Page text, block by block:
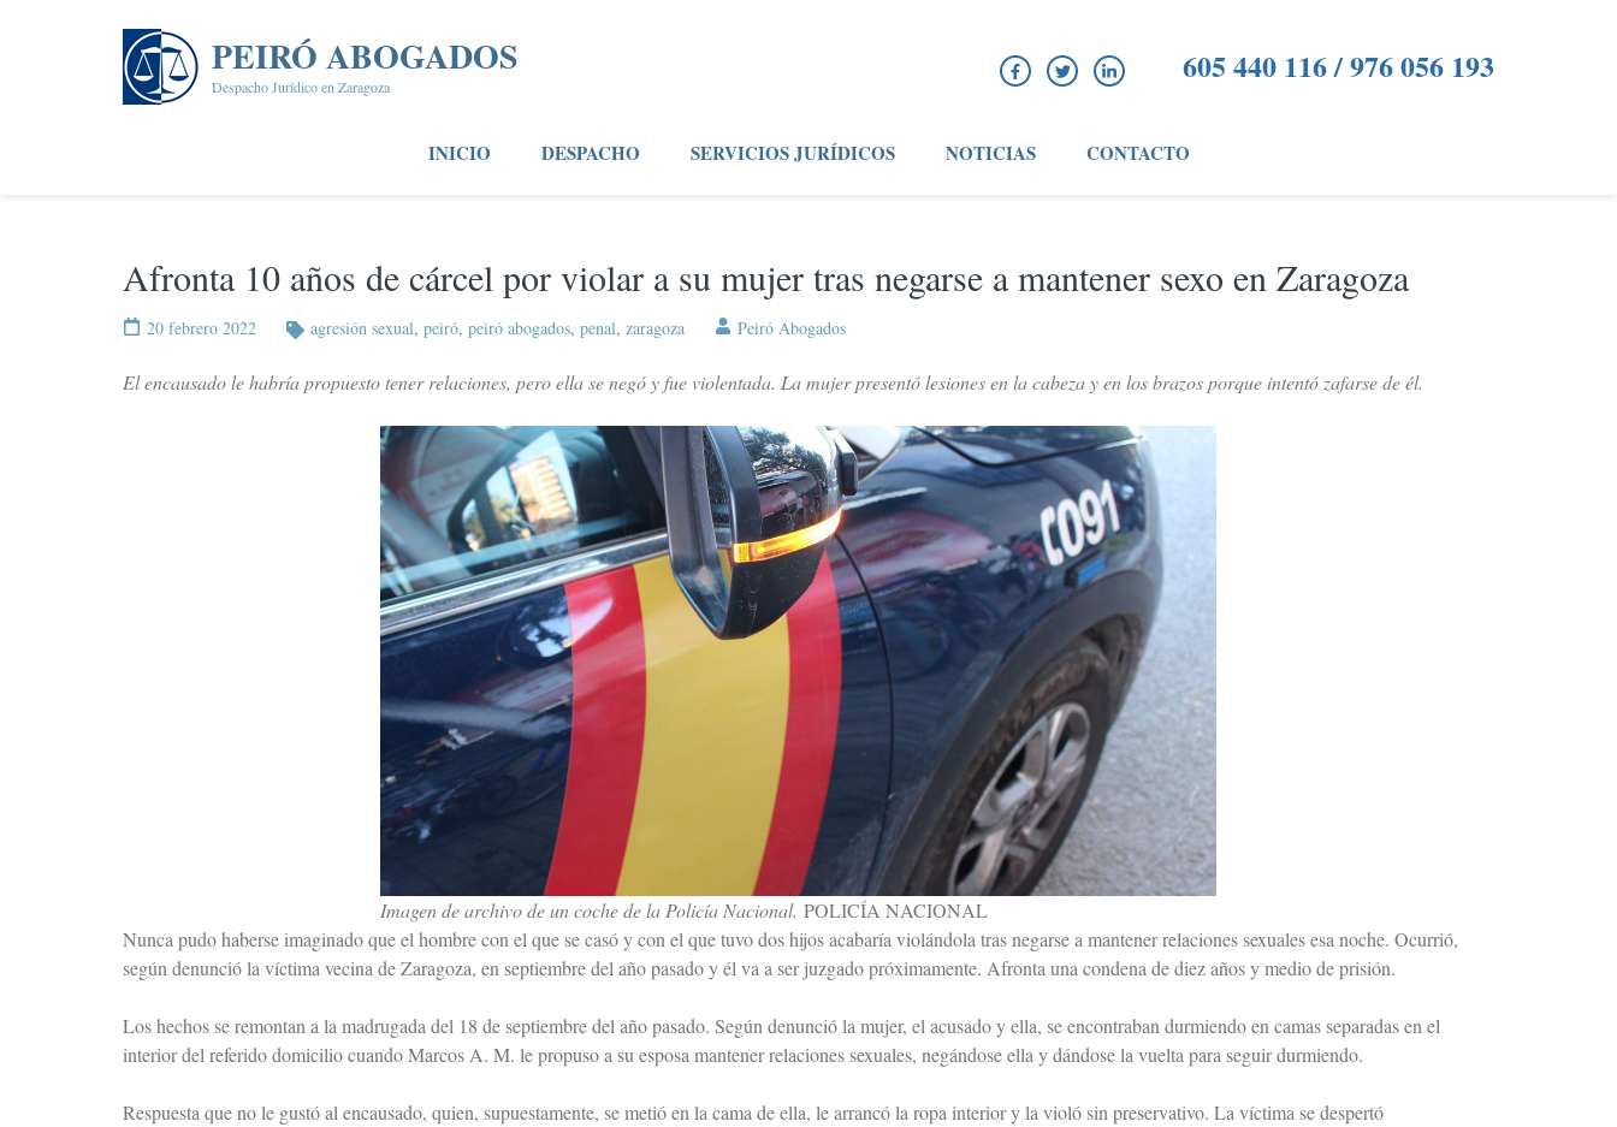
PEIRÓ ABOGADOS
Despacho Jurídico en Zaragoza 605 440 116 / 976 056 193
INICIO DESPACHO SERVICIOS JURÍDICOS NOTICIAS CONTACTO
Afronta 10 años de cárcel por violar a su mujer tras negarse a mantener sexo en Zaragoza
20 febrero 2022 agresión sexual, peiró, peiró abogados, penal, zaragoza Peiró Abogados
El encausado le habría propuesto tener relaciones, pero ella se negó y fue violentada. La mujer presentó lesiones en la cabeza y en los brazos porque intentó zafarse de él.
Imagen de archivo de un coche de la Policía Nacional. POLICÍA NACIONAL
Nunca pudo haberse imaginado que el hombre con el que se casó y con el que tuvo dos hijos acabaría violándola tras negarse a mantener relaciones sexuales esa noche. Ocurrió,
según denunció la víctima vecina de Zaragoza, en septiembre del año pasado y él va a ser juzgado próximamente. Afronta una condena de diez años y medio de prisión.
Los hechos se remontan a la madrugada del 18 de septiembre del año pasado. Según denunció la mujer, el acusado y ella, se encontraban durmiendo en camas separadas en el
interior del referido domicilio cuando Marcos A. M. le propuso a su esposa mantener relaciones sexuales, negándose ella y dándose la vuelta para seguir durmiendo.
Respuesta que no le gustó al encausado, quien, supuestamente, se metió en la cama de ella, le arrancó la ropa interior y la violó sin preservativo. La víctima se despertó